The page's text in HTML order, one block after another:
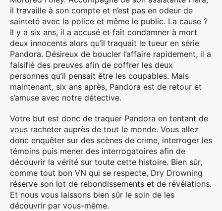
il travaille à son compte et n’est pas en odeur de
sainteté avec la police et même le public. La cause ?
Il y a six ans, il a accusé et fait condamner à mort
deux innocents alors qu’il traquait le tueur en série
Pandora. Désireux de boucler l’affaire rapidement, il a
falsifié des preuves afin de coffrer les deux
personnes qu’il pensait être les coupables. Mais
maintenant, six ans après, Pandora est de retour et
s’amuse avec notre détective.
Votre but est donc de traquer Pandora en tentant de
vous racheter auprès de tout le monde. Vous allez
donc enquêter sur des scènes de crime, interroger les
témoins puis mener des interrogatoires afin de
découvrir la vérité sur toute cette histoire. Bien sûr,
comme tout bon VN qui se respecte, Dry Drowning
réserve son lot de rebondissements et de révélations.
Et nous vous laissons bien sûr le soin de les
découvrir par vous-même.